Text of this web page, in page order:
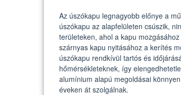
Az úszókapu legnagyobb előnye a
úszókapu az alapfelületen csúszik,
területeken, ahol a kapu
szárnyas kapu nyitásához a kerítés
úszókapu rendkívül tartós és
hőmérsékleteknek, így
alumínium alapú megoldásai
éveken át szolgálnak.